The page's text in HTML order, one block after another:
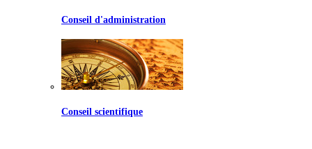
Conseil d'administration
Conseil scientifique